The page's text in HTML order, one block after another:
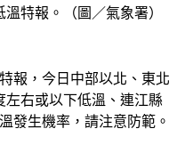
報，今日中部以北、東北
左右或以下低溫、連江縣